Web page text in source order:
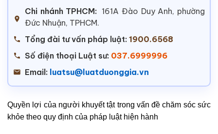
Chi nhánh TPHCM: 161A Đào Duy Anh, phường
Đức Nhuận, TPHCM.
Tổng đài tư vấn pháp luật: 1900.6568
Số điện thoại Luật sư: 037.6999996
Email: luatsu@luatduonggia.vn
Quyền lợi của người khuyết tật trong vấn đề chăm sóc sức
khỏe theo quy định của pháp luật hiện hành